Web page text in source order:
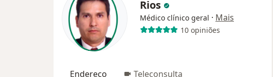
Rios
Médico clínico geral · Mais
10 opiniões
Endereço Teleconsulta